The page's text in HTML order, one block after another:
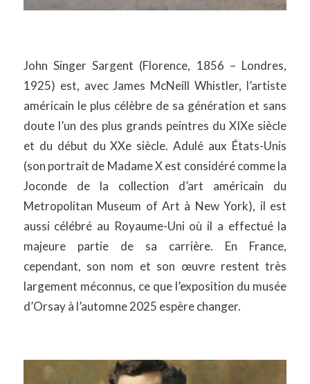
John Singer Sargent (Florence, 1856 – Londres,
1925) est, avec James McNeill Whistler, l’artiste
américain le plus célèbre de sa génération et sans
doute l’un des plus grands peintres du XIXe siècle
et du début du XXe siècle. Adulé aux États-Unis
(son portrait de Madame X est considéré comme la
Joconde de la collection d’art américain du
Metropolitan Museum of Art à New York), il est
aussi célébré au Royaume-Uni où il a effectué la
majeure partie de sa carrière. En France,
cependant, son nom et son œuvre restent très
largement méconnus, ce que l’exposition du musée
d’Orsay à l’automne 2025 espère changer.